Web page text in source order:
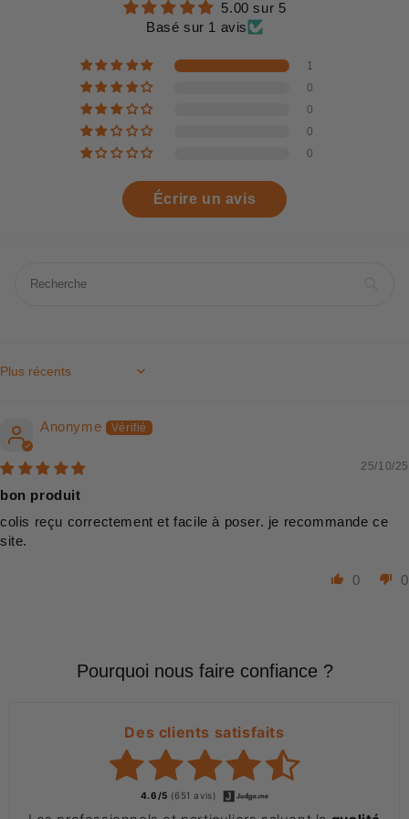
5.00 sur 5
Basé sur 1 avis
1
0
0
0
0
Écrire un avis
Sort by
Anonyme
25/10/25
bon produit
colis reçu correctement et facile à poser. je recommande ce
site.
0 0
Pourquoi nous faire confiance ?
Des clients satisfaits
4.6/5 (651 avis)